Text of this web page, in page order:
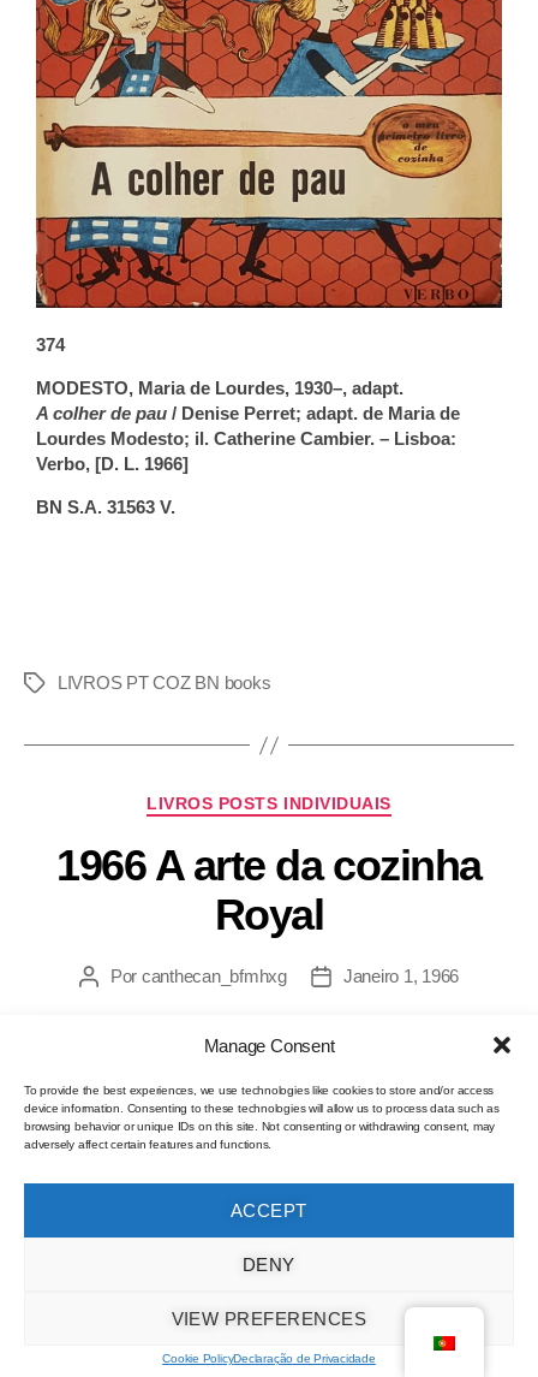
Manage Consent
To provide the best experiences, we use technologies like cookies to store and/or access
device information. Consenting to these technologies will allow us to process data such as
browsing behavior or unique IDs on this site. Not consenting or withdrawing consent, may
adversely affect certain features and functions.
ACCEPT
DENY
VIEW PREFERENCES
Cookie PolicyDeclaração de Privacidade
374
MODESTO, Maria de Lourdes, 1930–, adapt.
A colher de pau / Denise Perret; adapt. de Maria de
Lourdes Modesto; il. Catherine Cambier. – Lisboa:
Verbo, [D. L. 1966]
BN S.A. 31563 V.
LIVROS PT COZ BN books
LIVROS POSTS INDIVIDUAIS
1966 A arte da cozinha
Royal
Por canthecan_bfmhxg Janeiro 1, 1966